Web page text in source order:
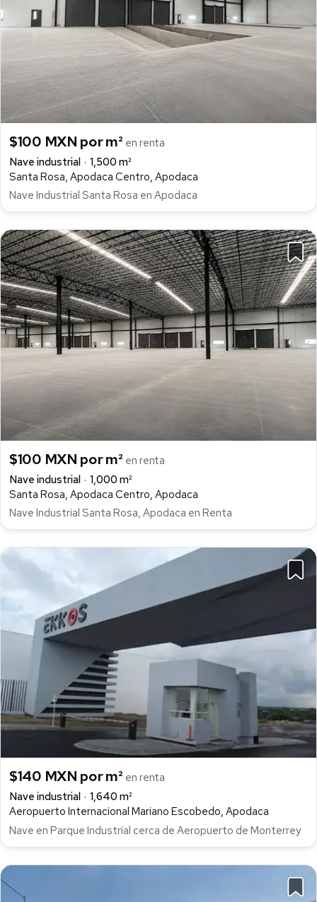
$100 MXN por m² en renta
Nave industrial
1,500 m²
Santa Rosa, Apodaca Centro, Apodaca
Nave Industrial Santa Rosa en Apodaca
$100 MXN por m² en renta
Nave industrial
1,000 m²
Santa Rosa, Apodaca Centro, Apodaca
Nave Industrial Santa Rosa, Apodaca en Renta
$140 MXN por m² en renta
Nave industrial
1,640 m²
Aeropuerto Internacional Mariano Escobedo, Apodaca
Nave en Parque Industrial cerca de Aeropuerto de Monterrey